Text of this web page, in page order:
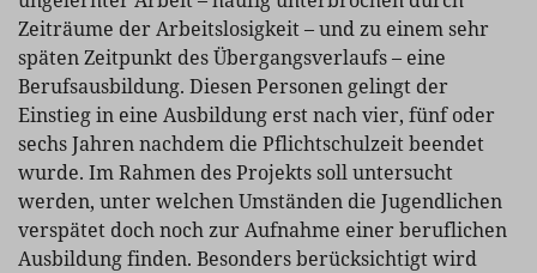
Zeiträume der Arbeitslosigkeit – und zu einem sehr
späten Zeitpunkt des Übergangsverlaufs – eine
Berufsausbildung. Diesen Personen gelingt der
Einstieg in eine Ausbildung erst nach vier, fünf oder
sechs Jahren nachdem die Pflichtschulzeit beendet
wurde. Im Rahmen des Projekts soll untersucht
werden, unter welchen Umständen die Jugendlichen
verspätet doch noch zur Aufnahme einer beruflichen
Ausbildung finden. Besonders berücksichtigt wird